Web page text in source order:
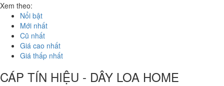
Xem theo:
Nổi bật
Mới nhất
Cũ nhất
Giá cao nhất
Giá thấp nhất
CÁP TÍN HIỆU - DÂY LOA HOME